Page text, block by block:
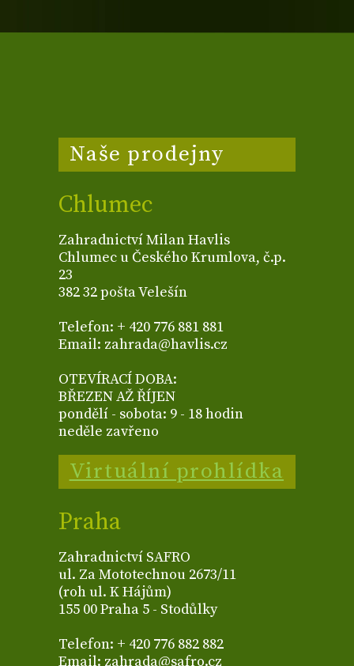
Naše prodejny
Chlumec
Zahradnictví Milan Havlis
Chlumec u Českého Krumlova, č.p.
23
382 32 pošta Velešín
Telefon: + 420 776 881 881
Email: zahrada@havlis.cz
OTEVÍRACÍ DOBA:
BŘEZEN AŽ ŘÍJEN
pondělí - sobota: 9 - 18 hodin
neděle zavřeno
Virtuální prohlídka
Praha
Zahradnictví SAFRO
ul. Za Mototechnou 2673/11
(roh ul. K Hájům)
155 00 Praha 5 - Stodůlky
Telefon: + 420 776 882 882
Email: zahrada@safro.cz